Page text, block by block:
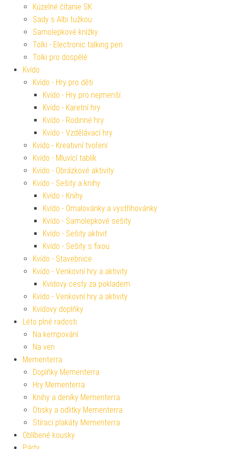
Kúzelné čítanie SK
Sady s Albi tužkou
Samolepkové knížky
Tolki - Electronic talking pen
Tolki pro dospělé
Kvído
Kvído - Hry pro děti
Kvído - Hry pro nejmenší
Kvído - Karetní hry
Kvído - Rodinné hry
Kvído - Vzdělávací hry
Kvído - Kreativní tvoření
Kvído - Mluvící tablík
Kvído - Obrázkové aktivity
Kvído - Sešity a knihy
Kvído - Knihy
Kvído - Omalovánky a vystřihovánky
Kvído - Samolepkové sešity
Kvído - Sešity aktivit
Kvído - Sešity s fixou
Kvído - Stavebnice
Kvído - Venkovní hry a aktivity
Kvídovy cesty za pokladem
Kvído - Venkovní hry a aktivity
Kvídovy doplňky
Léto plné radosti
Na kempování
Na ven
Mementerra
Doplňky Mementerra
Hry Mementerra
Knihy a deníky Mementerra
Otisky a odlitky Mementerra
Stírací plakáty Mementerra
Oblíbené kousky